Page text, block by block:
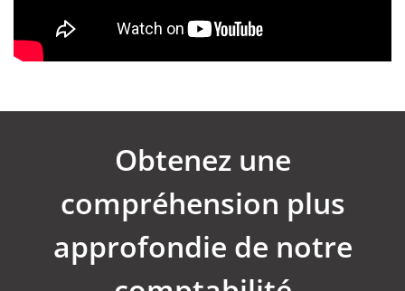
Obtenez une
compréhension plus
approfondie de notre